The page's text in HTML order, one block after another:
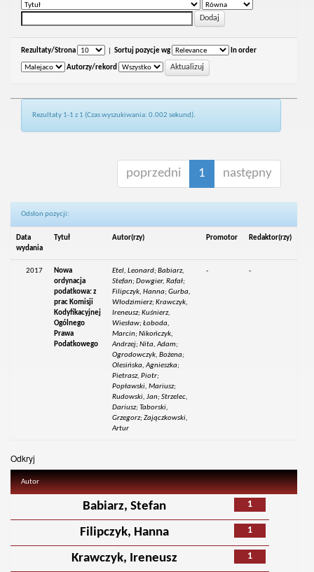
Rezultaty/Strona Sortuj pozycje wg In order
Autorzy/rekord
Rezultaty 1-1 z 1 (Czas wyszukiwania: 0.002 sekund).
poprzedni 1 następny
Odsłon pozycji:
Data
wydania
Tytuł Autor(rzy) Promotor Redaktor(rzy)
2017
Nowa
ordynacja
podatkowa: z
prac Komisji
Kodyfikacyjnej
Ogólnego
Prawa
Podatkowego
Etel, Leonard; Babiarz,
Stefan; Dowgier, Rafał;
Filipczyk, Hanna; Gurba,
Włodzimierz; Krawczyk,
Ireneusz; Kuśnierz,
Wiesław; Łoboda,
Marcin; Nikończyk,
Andrzej; Nita, Adam;
Ogrodowczyk, Bożena;
Olesińska, Agnieszka;
Pietrasz, Piotr;
Popławski, Mariusz;
Rudowski, Jan; Strzelec,
Dariusz; Taborski,
Grzegorz; Zajączkowski,
Artur
- -
Odkryj
Autor
1
Babiarz, Stefan
1
Filipczyk, Hanna
1
Krawczyk, Ireneusz